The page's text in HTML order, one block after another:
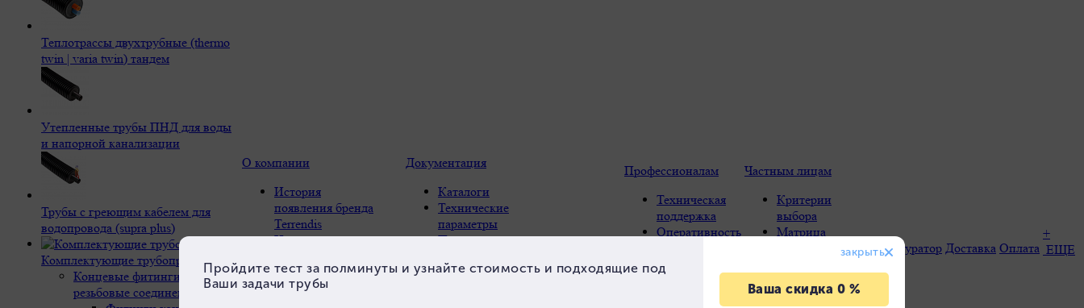
Теплотрассы двухтрубные (thermo
twin | varia twin) тандем
Утепленные трубы ПНД для воды
и напорной канализации
Трубы с греющим кабелем для
водопровода (supra plus)
Комплектующие трубопроводов
Концевые фитинги и
резьбовые соединения
О компании
История
появления бренда
Terrendis
Наши основы и
Компетентность
и опыт
Документация
Каталоги
Технические
параметры
Параметры расчета
Проектирование-
Профессионалам
Техническая
поддержка
Оперативность
Конструктив и
Частным лицам
Критерии
выбора
Матрица
Преимущества
Terrendis
Конфигуратор Доставка Оплата
+
ЕЩЕ